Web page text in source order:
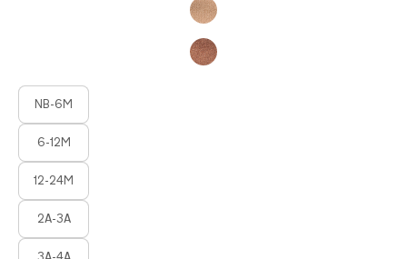
Product Fashions
NB-6M
6-12M
12-24M
2A-3A